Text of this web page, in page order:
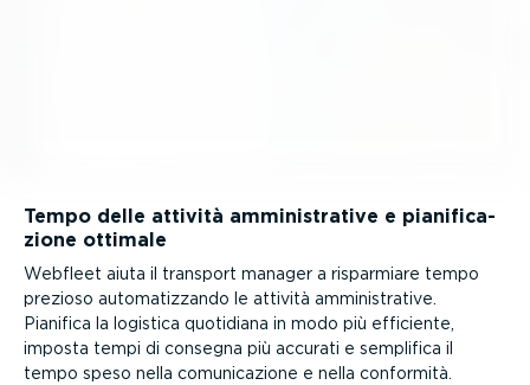
Tempo delle attività ammini­strative e piani­fi­ca­
zione ottimale
Webfleet aiuta il transport manager a risparmiare tempo
prezioso automa­tiz­zando le attività ammini­strative.
Pianifica la logistica quotidiana in modo più efficiente,
imposta tempi di consegna più accurati e semplifica il
tempo speso nella comuni­ca­zione e nella conformità.